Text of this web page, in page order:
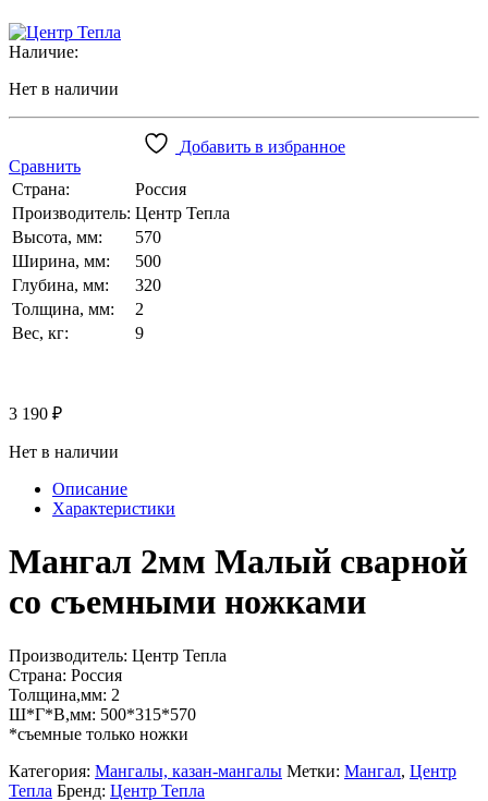
Наличие:
Нет в наличии
Добавить в избранное
Сравнить
Страна:
Россия
Производитель: Центр Тепла
Высота, мм:
570
Ширина, мм:
500
Глубина, мм:
320
Толщина, мм:
2
Вес, кг:
9
3 190 ₽
Нет в наличии
Описание
Характеристики
Мангал 2мм Малый сварной
со съемными ножками
Производитель: Центр Тепла
Страна: Россия
Толщина,мм: 2
Ш*Г*В,мм: 500*315*570
*съемные только ножки
Категория: Мангалы, казан-мангалы Метки: Мангал, Центр
Тепла Бренд: Центр Тепла